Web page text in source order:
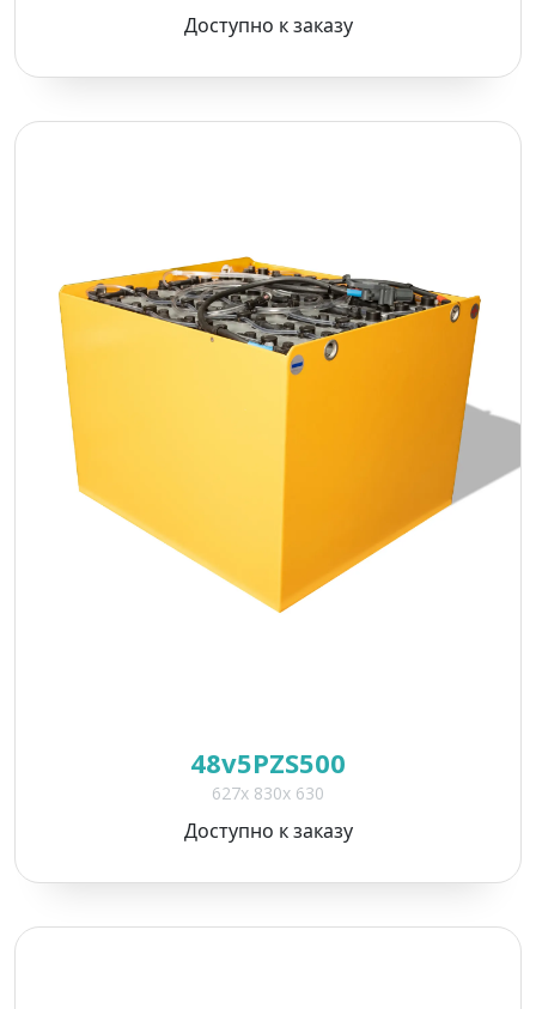
Доступно к заказу
48v5PZS500
627x 830x 630
Доступно к заказу